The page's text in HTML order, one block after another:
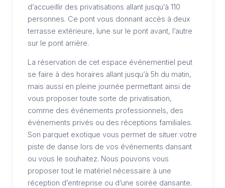
d’accueillir des privatisations allant jusqu’à 110
personnes. Ce pont vous donnant accès à deux
terrasse extérieure, lune sur le pont avant, l’autre
sur le pont arrière.
La réservation de cet espace événementiel peut
se faire à des horaires allant jusqu’à 5h du matin,
mais aussi en pleine journée permettant ainsi de
vous proposer toute sorte de privatisation,
comme des événements professionnels, des
événements privés ou des réceptions familiales.
Son parquet exotique vous permet de situer votre
piste de danse lors de vos événements dansant
ou vous le souhaitez. Nous pouvons vous
proposer tout le matériel nécessaire à une
réception d’entreprise ou d’une soirée dansante.